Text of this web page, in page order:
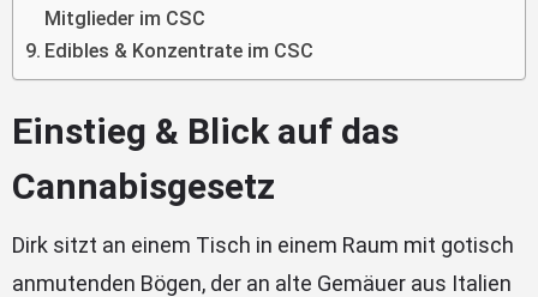
Mitglieder im CSC
Edibles & Konzentrate im CSC
Einstieg & Blick auf das
Cannabisgesetz
Dirk sitzt an einem Tisch in einem Raum mit gotisch
anmutenden Bögen, der an alte Gemäuer aus Italien